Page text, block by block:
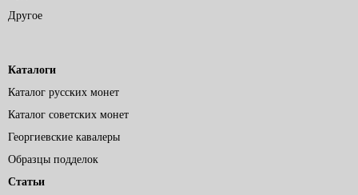
Другое
Каталоги
Каталог русских монет
Каталог советских монет
Георгиевские кавалеры
Образцы подделок
Статьи